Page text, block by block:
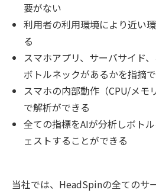
要がない
利用者の利用環境により近い
る
スマホアプリ、サーバサイド
ボトルネックがあるかを指摘
スマホの内部動作（CPU/メモ
で解析ができる
全ての指標をAIが分析しボト
ェストすることができる
当社では、HeadSpinの全てのサ